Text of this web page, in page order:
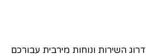
השירות ונוחות מירבית עבורכם